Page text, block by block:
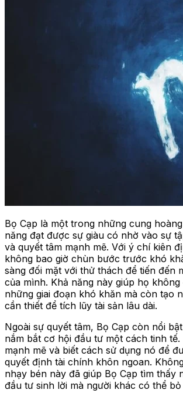
Bọ Cạp là một trong những cung
năng đạt được sự giàu có nhờ vào sự
và quyết tâm mạnh mẽ. Với ý chí kiên
không bao giờ chùn bước trước khó
sàng đối mặt với thử thách để tiến đến
của mình. Khả năng này giúp họ
những giai đoạn khó khăn mà còn tạo
cần thiết để tích lũy tài sản lâu dài.
Ngoài sự quyết tâm, Bọ Cạp còn nổi
nắm bắt cơ hội đầu tư một cách tinh
mạnh mẽ và biết cách sử dụng nó để
quyết định tài chính khôn ngoan.
nhạy bén này đã giúp Bọ Cạp tìm thấy
đầu tư sinh lời mà người khác có thể bỏ